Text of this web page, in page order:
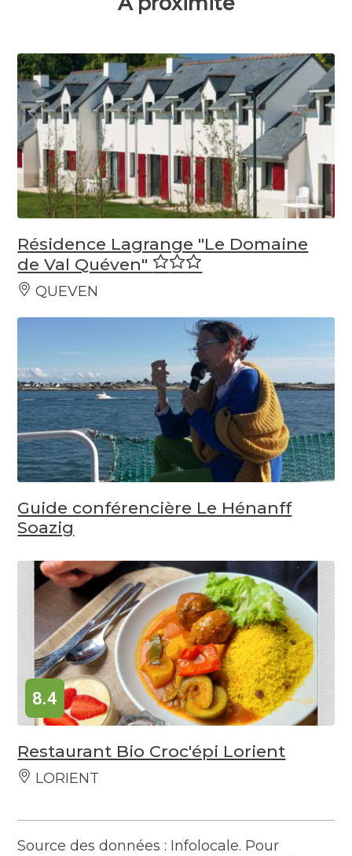
Résidence Lagrange "Le Domaine
de Val Quéven"
QUEVEN
Guide conférencière Le Hénanff
Soazig
8.4
Restaurant Bio Croc'épi Lorient
LORIENT
Source des données : Infolocale. Pour